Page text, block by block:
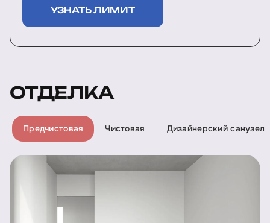
УЗНАТЬ ЛИМИТ
ОТДЕЛКА
Предчистовая Чистовая Дизайнерский санузел